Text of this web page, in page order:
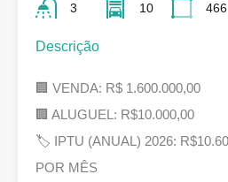
3 10 466
Descrição
🏢 VENDA: R$ 1.600.000,00
🏢 ALUGUEL: R$10.000,00
🏷 IPTU (ANUAL) 2026:
POR MÊS